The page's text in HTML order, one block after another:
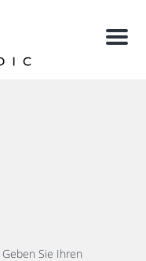
Menu
Geben Sie Ihren